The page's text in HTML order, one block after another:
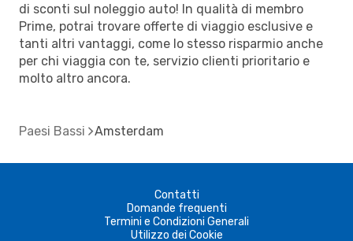
di sconti sul noleggio auto! In qualità di membro
Prime, potrai trovare offerte di viaggio esclusive e
tanti altri vantaggi, come lo stesso risparmio anche
per chi viaggia con te, servizio clienti prioritario e
molto altro ancora.
Paesi Bassi Amsterdam
Contatti
Domande frequenti
Termini e Condizioni Generali
Utilizzo dei Cookie